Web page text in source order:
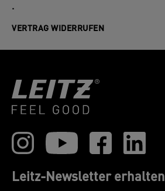
.
VERTRAG WIDERRUFEN
Leitz-Newsletter erhalten